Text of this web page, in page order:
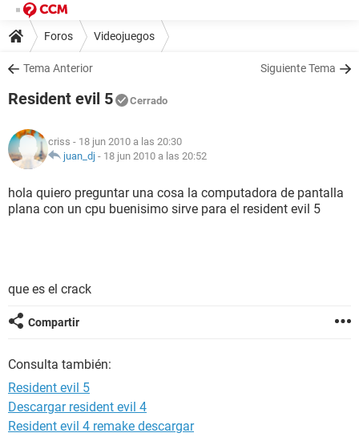
Foros Videojuegos
Tema Anterior Siguiente Tema
Resident evil 5 Cerrado
criss - 18 jun 2010 a las 20:30
juan_dj - 18 jun 2010 a las 20:52
hola quiero preguntar una cosa la computadora de pantalla
plana con un cpu buenisimo sirve para el resident evil 5
que es el crack
Compartir
Consulta también:
Resident evil 5
Descargar resident evil 4
Resident evil 4 remake descargar